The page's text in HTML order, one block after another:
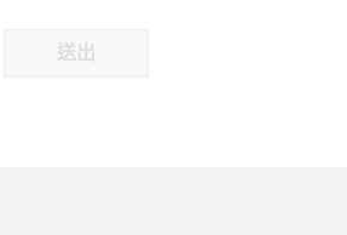
送出